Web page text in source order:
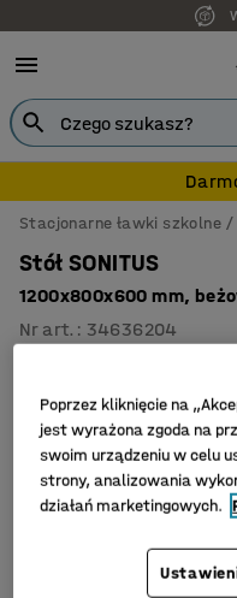
Stacjonarne ławki szkolne
Stół SONITUS
1200x800x600 mm,
Nr art. : 34636204
Poprzez kliknięcie na
jest wyrażona zgoda na
swoim urządzeniu w celu
strony, analizowania
działań marketingowych.